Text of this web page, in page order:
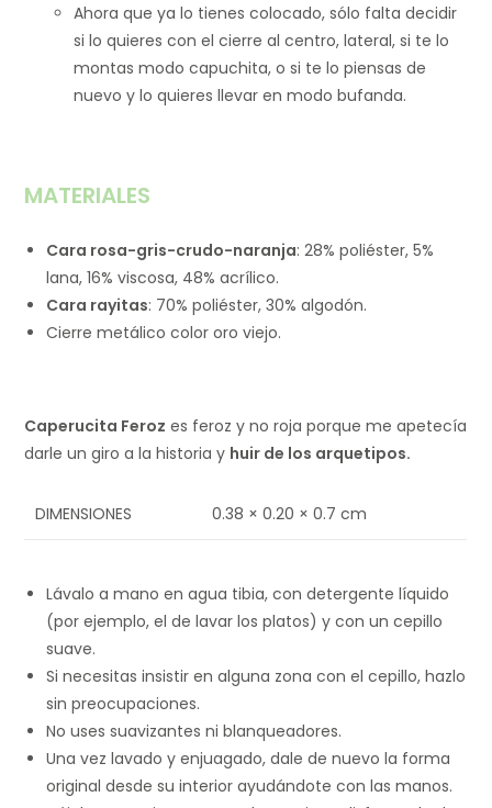
Ahora que ya lo tienes colocado, sólo falta decidir
si lo quieres con el cierre al centro, lateral, si te lo
montas modo capuchita, o si te lo piensas de
nuevo y lo quieres llevar en modo bufanda.
MATERIALES
Cara rosa-gris-crudo-naranja: 28% poliéster, 5%
lana, 16% viscosa, 48% acrílico.
Cara rayitas: 70% poliéster, 30% algodón.
Cierre metálico color oro viejo.
Caperucita Feroz es feroz y no roja porque me apetecía
darle un giro a la historia y huir de los arquetipos.
DIMENSIONES 0.38 × 0.20 × 0.7 cm
Lávalo a mano en agua tibia, con detergente líquido
(por ejemplo, el de lavar los platos) y con un cepillo
suave.
Si necesitas insistir en alguna zona con el cepillo, hazlo
sin preocupaciones.
No uses suavizantes ni blanqueadores.
Una vez lavado y enjuagado, dale de nuevo la forma
original desde su interior ayudándote con las manos.